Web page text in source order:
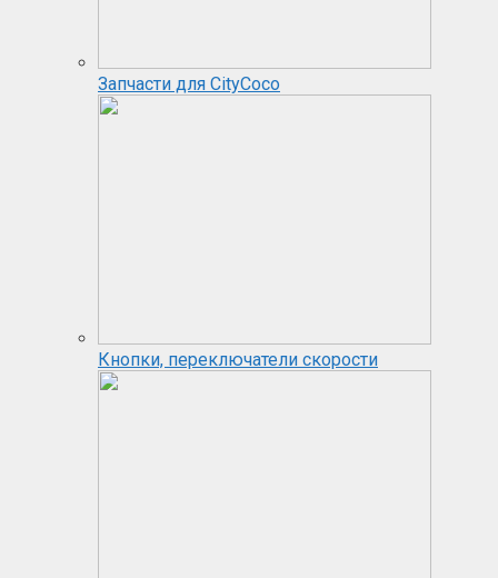
Запчасти для CityCoco
Кнопки, переключатели скорости